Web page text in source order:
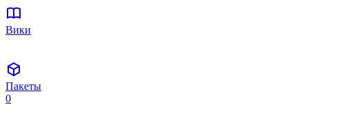
Вики
Пакеты
0